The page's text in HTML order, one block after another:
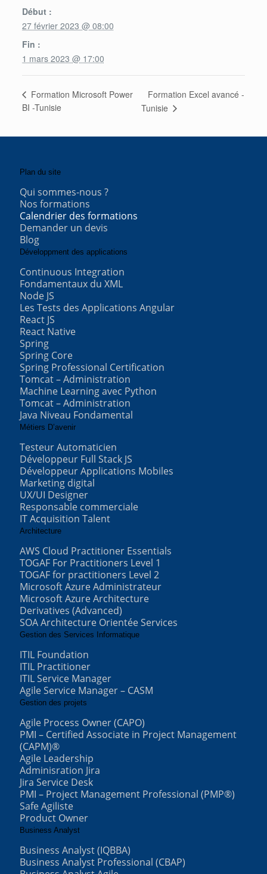
Début :
27 février 2023 @ 08:00
Fin :
1 mars 2023 @ 17:00
Formation Microsoft Power
BI -Tunisie
Formation Excel avancé -
Tunisie
Plan du site
Qui sommes-nous ?
Nos formations
Calendrier des formations
Demander un devis
Blog
Développment des applications
Continuous Integration
Fondamentaux du XML
Node JS
Les Tests des Applications Angular
React JS
React Native
Spring
Spring Core
Spring Professional Certification
Tomcat – Administration
Machine Learning avec Python
Tomcat – Administration
Java Niveau Fondamental
Métiers D’avenir
Testeur Automaticien
Développeur Full Stack JS
Développeur Applications Mobiles
Marketing digital
UX/UI Designer
Responsable commerciale
IT Acquisition Talent
Architecture
AWS Cloud Practitioner Essentials
TOGAF For Practitioners Level 1
TOGAF for practitioners Level 2
Microsoft Azure Administrateur
Microsoft Azure Architecture
Derivatives (Advanced)
SOA Architecture Orientée Services
Gestion des Services Informatique
ITIL Foundation
ITIL Practitioner
ITIL Service Manager
Agile Service Manager – CASM
Gestion des projets
Agile Process Owner (CAPO)
PMI – Certified Associate in Project Management
(CAPM)®
Agile Leadership
Adminisration Jira
Jira Service Desk
PMI – Project Management Professional (PMP®)
Safe Agiliste
Product Owner
Business Analyst
Business Analyst (IQBBA)
Business Analyst Professional (CBAP)